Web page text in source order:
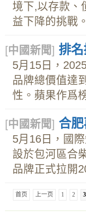
境下,以存款、
益下降的挑戰
[中國新聞] 排
5月15日，
品牌總價值達
性。蘋果作爲
[中國新聞] 合
5月16日，國
設於包河區合
品牌正式拉開
首页 上一页 1 2 3